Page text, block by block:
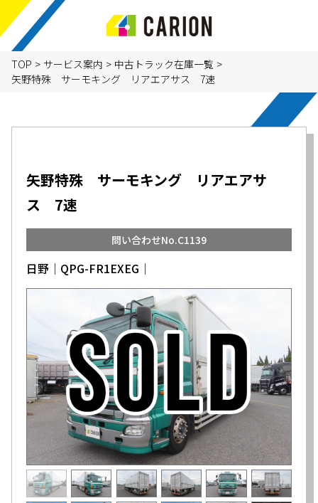
TOP > サービス案内 > 中古トラック在庫一覧 >
矢野特殊 サーモキング リアエアサス 7速
矢野特殊 サーモキング リアエアサ
ス 7速
問い合わせNo.C1139
日野│QPG-FR1EXEG│